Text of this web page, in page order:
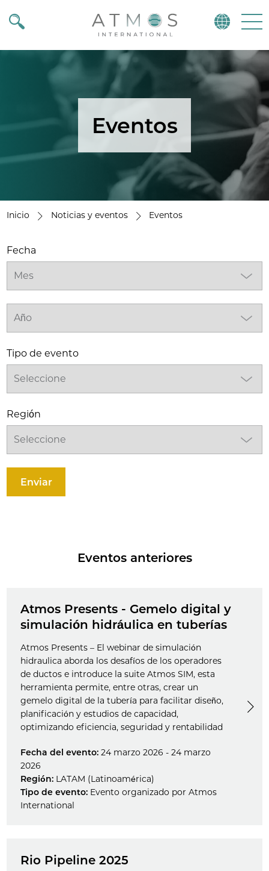
Atmos
Eventos
Inicio Noticias y eventos Eventos
Fecha
Tipo de evento
Región
Enviar
Eventos anteriores
Atmos Presents - Gemelo digital y
simulación hidráulica en tuberías
Atmos Presents – El webinar de simulación
hidraulica aborda los desafíos de los operadores
de ductos e introduce la suite Atmos SIM, esta
herramienta permite, entre otras, crear un
gemelo digital de la tubería para facilitar diseño,
planificación y estudios de capacidad,
optimizando eficiencia, seguridad y rentabilidad
Fecha del evento: 24 marzo 2026 - 24 marzo
2026
Región:LATAM (Latinoamérica)
Tipo de evento:Evento organizado por Atmos
International
Rio Pipeline 2025